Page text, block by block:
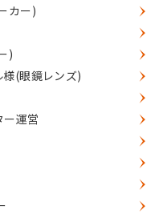
カー)
)
(眼鏡レンズ)
ー運営